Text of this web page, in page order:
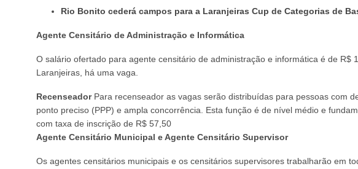
Rio Bonito cederá campos para a Laranjeiras Cup de Categorias de
Agente Censitário de Administração e Informática
O salário ofertado para agente censitário de administração e informática é de R$
Laranjeiras, há uma vaga.
RecenseadorPara recenseador as vagas serão distribuídas para pessoas com
ponto preciso (PPP) e ampla concorrência. Esta função é de nível médio e
com taxa de inscrição de R$ 57,50
Agente Censitário Municipal e Agente Censitário Supervisor
Os agentes censitários municipais e os censitários supervisores trabalharão em